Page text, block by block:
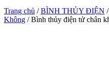
Trang chủ /BÌNH THỦY ĐIỆN /
Không / Bình thủy điện tử chân